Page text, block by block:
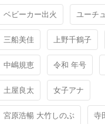
ベビーカー出火 ユーチ
三船美佳 上野千鶴子
中嶋規恵 令和 年号
土屋良太 女子アナ
宮原浩暢 大竹しのぶ 寺